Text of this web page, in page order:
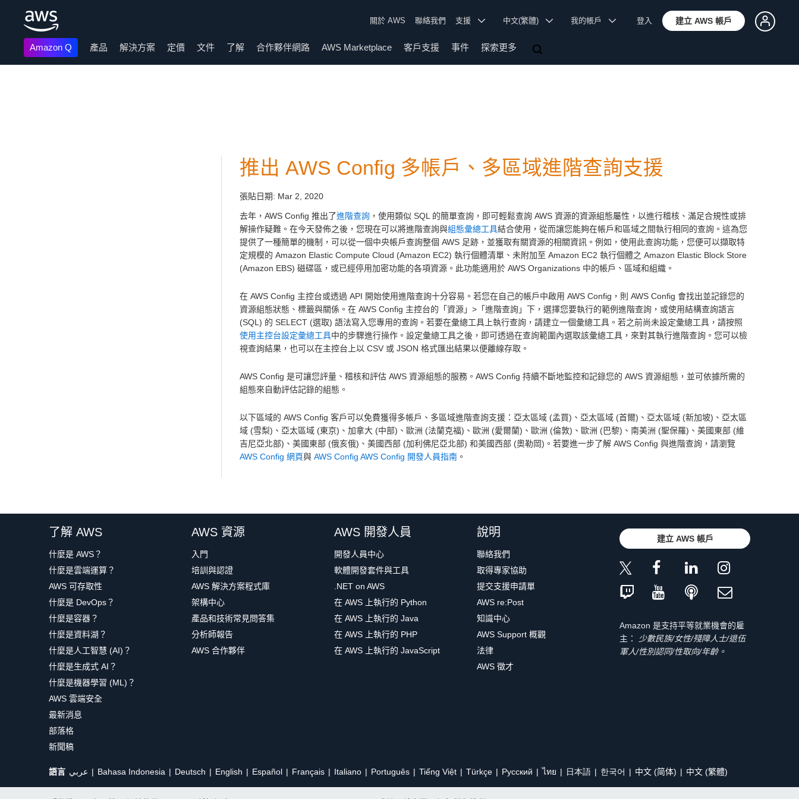
關於 AWS 聯絡我們 支援 中文(繁體) 我的帳戶 登入 建立 AWS 帳戶
Amazon Q 產品 解決方案 定價 文件 了解 合作夥伴網路 AWS Marketplace 客戶支援 事件 探索更多
推出 AWS Config 多帳戶、多區域進階查詢支援
張貼日期: Mar 2, 2020
去年，AWS Config 推出了進階查詢 ，使用類似 SQL 的簡單查詢，即可輕鬆查詢 AWS 資源的資源組態屬性，以進行稽核、滿足合規性或排
解操作疑難。在今天發佈之後，您現在可以將進階查詢與組態彙總工具結合使用，從而讓您能夠在帳戶和區域之間執行相同的查詢。這為您
提供了一種簡單的機制，可以從一個中央帳戶查詢整個 AWS 足跡，並獲取有關資源的相關資訊。例如，使用此查詢功能，您便可以擷取特
定規模的 Amazon Elastic Compute Cloud (Amazon EC2) 執行個體清單、未附加至 Amazon EC2 執行個體之 Amazon Elastic Block Store
(Amazon EBS) 磁碟區，或已經停用加密功能的各項資源。此功能適用於 AWS Organizations 中的帳戶、區域和組織。
在 AWS Config 主控台或透過 API 開始使用進階查詢十分容易。若您在自己的帳戶中啟用 AWS Config，則 AWS Config 會找出並記錄您的
資源組態狀態、標籤與關係。在 AWS Config 主控台的「資源」>「進階查詢」下，選擇您要執行的範例進階查詢，或使用結構查詢語言
(SQL) 的 SELECT (選取) 語法寫入您專用的查詢。若要在彙總工具上執行查詢，請建立一個彙總工具。若之前尚未設定彙總工具，請按照
使用主控台設定彙總工具中的步驟進行操作。設定彙總工具之後，即可透過在查詢範圍內選取該彙總工具，來對其執行進階查詢。您可以檢
視查詢結果，也可以在主控台上以 CSV 或 JSON 格式匯出結果以便離線存取。
AWS Config 是可讓您評量、稽核和評估 AWS 資源組態的服務。AWS Config 持續不斷地監控和記錄您的 AWS 資源組態，並可依據所需的
組態來自動評估記錄的組態。
以下區域的 AWS Config 客戶可以免費獲得多帳戶、多區域進階查詢支援：亞太區域 (孟買)、亞太區域 (首爾)、亞太區域 (新加坡)、亞太區
域 (雪梨)、亞太區域 (東京)、加拿大 (中部)、歐洲 (法蘭克福)、歐洲 (愛爾蘭)、歐洲 (倫敦)、歐洲 (巴黎)、南美洲 (聖保羅)、美國東部 (維
吉尼亞北部)、美國東部 (俄亥俄)、美國西部 (加利佛尼亞北部) 和美國西部 (奧勒岡)。若要進一步了解 AWS Config 與進階查詢，請瀏覽
AWS Config 網頁與 AWS Config AWS Config 開發人員指南 。
了解 AWS
什麼是 AWS？
什麼是雲端運算？
AWS 可存取性
什麼是 DevOps？
什麼是容器？
什麼是資料湖？
什麼是人工智慧 (AI)？
什麼是生成式 AI？
什麼是機器學習 (ML)？
AWS 雲端安全
最新消息
部落格
新聞稿
AWS 資源
入門
培訓與認證
AWS 解決方案程式庫
架構中心
產品和技術常見問答集
分析師報告
AWS 合作夥伴
AWS 開發人員
開發人員中心
軟體開發套件與工具
.NET on AWS
在 AWS 上執行的 Python
在 AWS 上執行的 Java
在 AWS 上執行的 PHP
在 AWS 上執行的 JavaScript
說明
聯絡我們
取得專家協助
提交支援申請單
AWS re:Post
知識中心
AWS Support 概觀
法律
AWS 徵才
建立 AWS 帳戶
Amazon 是支持平等就業機會的雇
主：
少數民族/女性/殘障人士/退伍
軍人/性別認同/性取向/年齡。
語言 عربي Bahasa Indonesia Deutsch English Español Français Italiano Português Tiếng Việt Türkçe Ρусский ไทย 日本語 한국어 中文 (简体) 中文 (繁體)